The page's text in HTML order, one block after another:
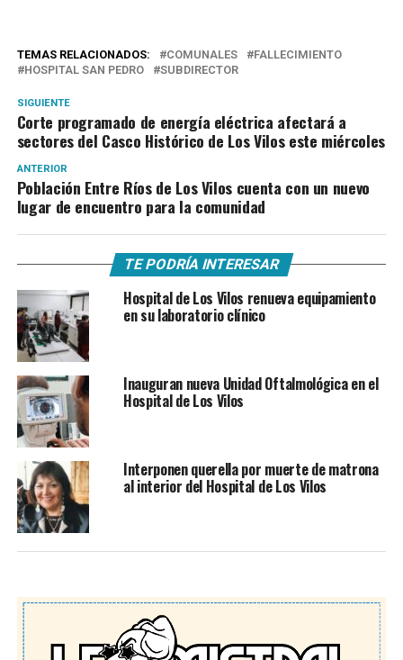
TEMAS RELACIONADOS: COMUNALES
FALLECIMIENTO
HOSPITAL SAN PEDRO
SUBDIRECTOR
SIGUIENTE
Corte programado de energía eléctrica afectará a
sectores del Casco Histórico de Los Vilos este miércoles
ANTERIOR
Población Entre Ríos de Los Vilos cuenta con un nuevo
lugar de encuentro para la comunidad
TE PODRÍA INTERESAR
Hospital de Los Vilos renueva equipamiento
en su laboratorio clínico
Inauguran nueva Unidad Oftalmológica en el
Hospital de Los Vilos
Interponen querella por muerte de matrona
al interior del Hospital de Los Vilos